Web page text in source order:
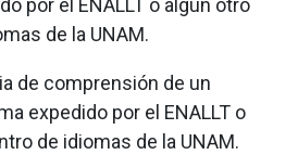
por el ENALLT o algún otro
de la UNAM.
de comprensión de un
expedido por el ENALLT o
de idiomas de la UNAM.